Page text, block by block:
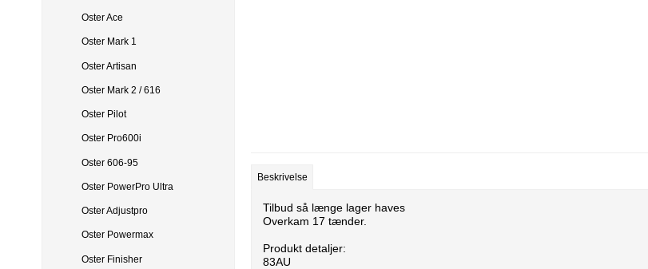
Oster Ace
Oster Mark 1
Oster Artisan
Oster Mark 2 / 616
Oster Pilot
Oster Pro600i
Oster 606-95
Oster PowerPro Ultra
Oster Adjustpro
Oster Powermax
Oster Finisher
Beskrivelse
Tilbud så længe lager haves
Overkam 17 tænder.
Produkt detaljer:
83AU